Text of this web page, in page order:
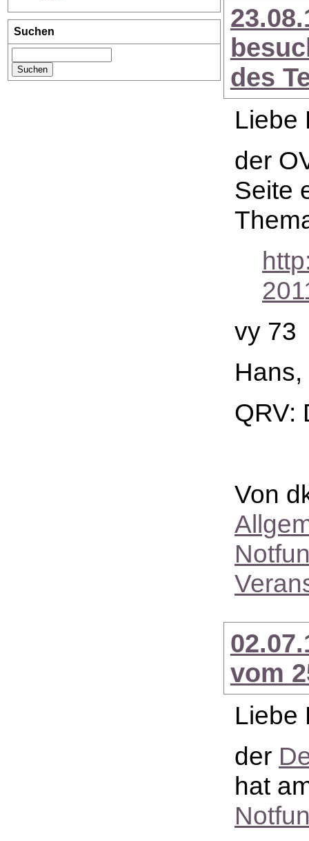
Suchen
des
Liebe
der
Seite
vy 73
QRV:
Von
vom
Liebe
der
hat